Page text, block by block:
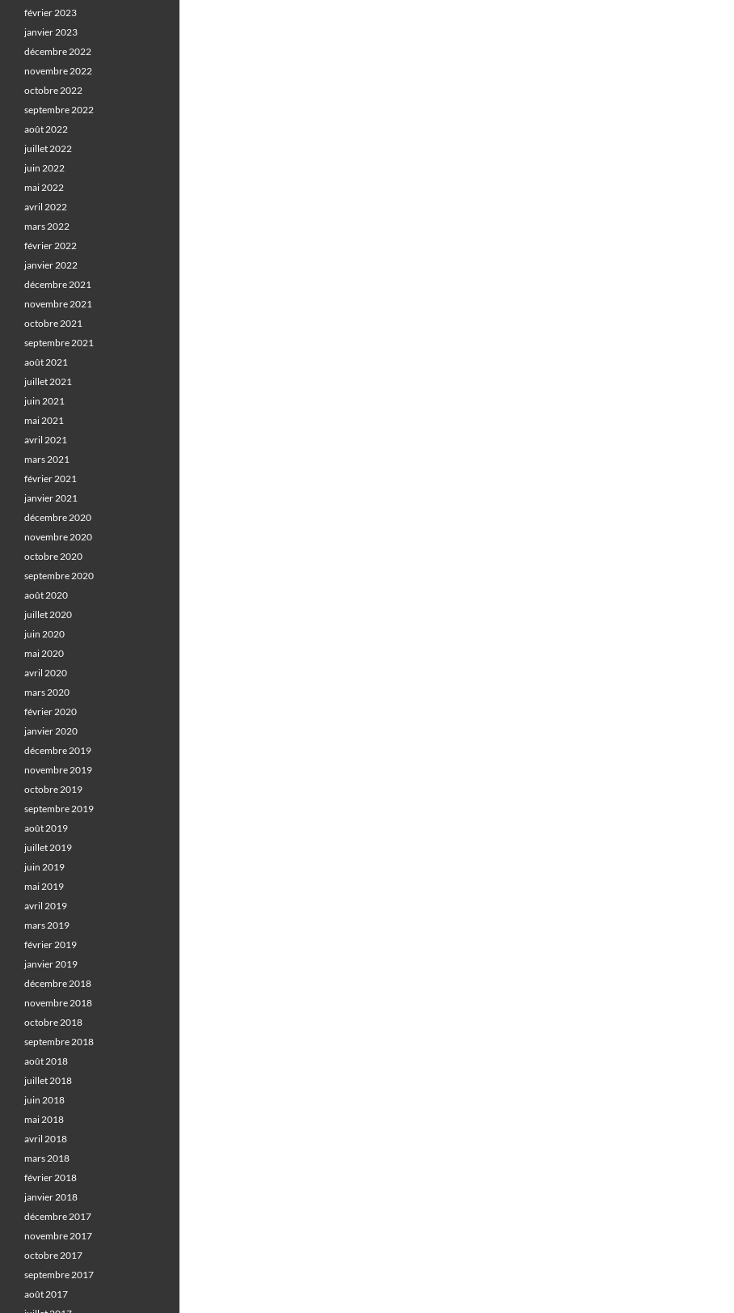
février 2023
janvier 2023
décembre 2022
novembre 2022
octobre 2022
septembre 2022
août 2022
juillet 2022
juin 2022
mai 2022
avril 2022
mars 2022
février 2022
janvier 2022
décembre 2021
novembre 2021
octobre 2021
septembre 2021
août 2021
juillet 2021
juin 2021
mai 2021
avril 2021
mars 2021
février 2021
janvier 2021
décembre 2020
novembre 2020
octobre 2020
septembre 2020
août 2020
juillet 2020
juin 2020
mai 2020
avril 2020
mars 2020
février 2020
janvier 2020
décembre 2019
novembre 2019
octobre 2019
septembre 2019
août 2019
juillet 2019
juin 2019
mai 2019
avril 2019
mars 2019
février 2019
janvier 2019
décembre 2018
novembre 2018
octobre 2018
septembre 2018
août 2018
juillet 2018
juin 2018
mai 2018
avril 2018
mars 2018
février 2018
janvier 2018
décembre 2017
novembre 2017
octobre 2017
septembre 2017
août 2017